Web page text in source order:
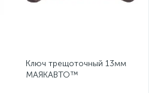
Ключ трещоточный 13мм
МАЯКАВТО™